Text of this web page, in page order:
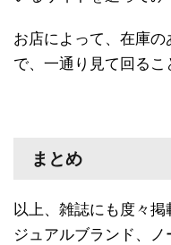
お店によって、在庫
で、一通り見て回るこ
まとめ
以上、雑誌にも度々
ジュアルブランド、